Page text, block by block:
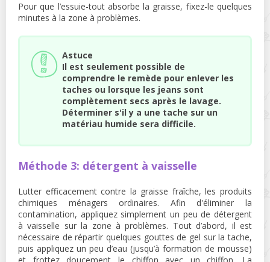
Pour que l’essuie-tout absorbe la graisse, fixez-le quelques
minutes à la zone à problèmes.
Astuce
Il est seulement possible de
comprendre le remède pour enlever les
taches ou lorsque les jeans sont
complètement secs après le lavage.
Déterminer s'il y a une tache sur un
matériau humide sera difficile.
Méthode 3: détergent à vaisselle
Lutter efficacement contre la graisse fraîche, les produits
chimiques ménagers ordinaires. Afin d'éliminer la
contamination, appliquez simplement un peu de détergent
à vaisselle sur la zone à problèmes. Tout d’abord, il est
nécessaire de répartir quelques gouttes de gel sur la tache,
puis appliquez un peu d’eau (jusqu’à formation de mousse)